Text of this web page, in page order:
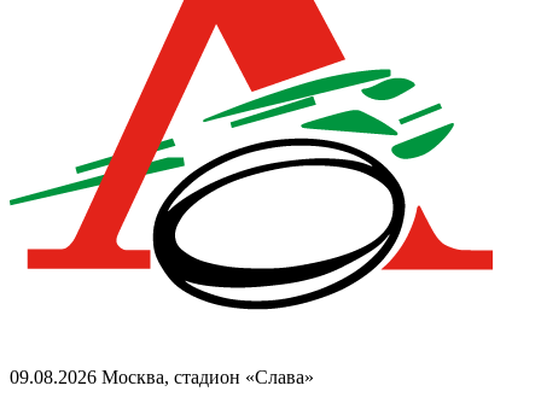
09.08.2026 Москва, стадион «Слава»